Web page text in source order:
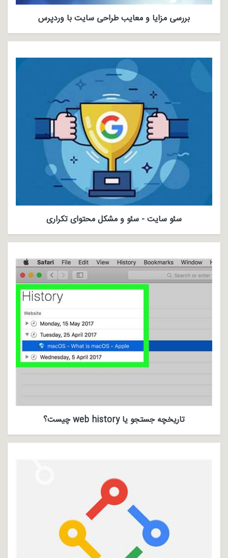
بررسی مزایا و معایب طراحی سایت با وردپرس
سئو سایت - سئو و مشکل محتوای تکراری
تاریخچه جستجو یا web history چیست؟